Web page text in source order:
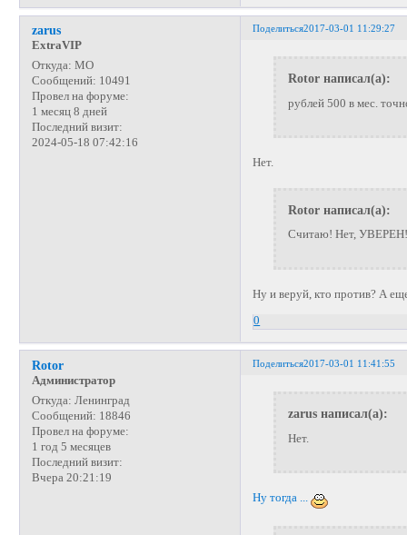
Поделиться2017-03-01 11:29:27
zarus
ExtraVIP
Откуда: МО
Сообщений: 10491
Провел на форуме:
1 месяц 8 дней
Последний визит:
2024-05-18 07:42:16
Rotor написал(а):
рублей 500 в мес.
Нет.
Rotor написал(а):
Считаю! Нет,
Ну и веруй, кто против? А
0
Поделиться2017-03-01 11:41:55
Rotor
Администратор
Откуда: Ленинград
Сообщений: 18846
Провел на форуме:
1 год 5 месяцев
Последний визит:
Вчера 20:21:19
zarus написал(а):
Нет.
Ну тогда ...